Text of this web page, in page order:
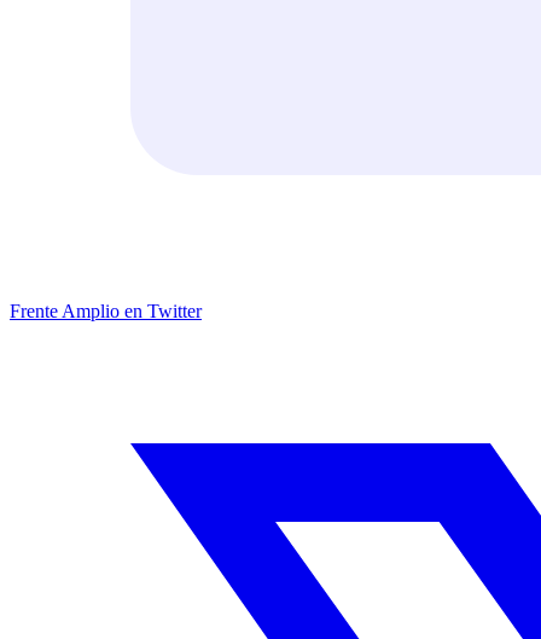
Frente Amplio en Twitter